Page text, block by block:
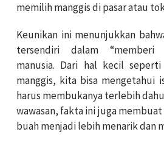
memilih manggis di pasar atau
Keunikan ini menunjukkan
tersendiri dalam “memberi
manusia. Dari hal kecil
manggis, kita bisa mengetahui
harus membukanya terlebih
wawasan, fakta ini juga
buah menjadi lebih menarik dan